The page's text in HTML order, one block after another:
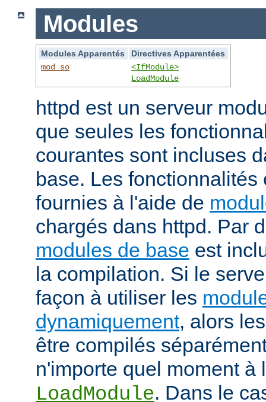
Modules
Modules Apparentés
Directives Apparentées
mod_so
<IfModule>
LoadModule
httpd est un serveur
que seules les
courantes sont incluses
base. Les fonctionnalités
fournies à l'aide de
chargés dans httpd. Par
modules de base est
la compilation. Si le
façon à utiliser les
dynamiquement, alors
être compilés
n'importe quel moment à
LoadModule. Dans le